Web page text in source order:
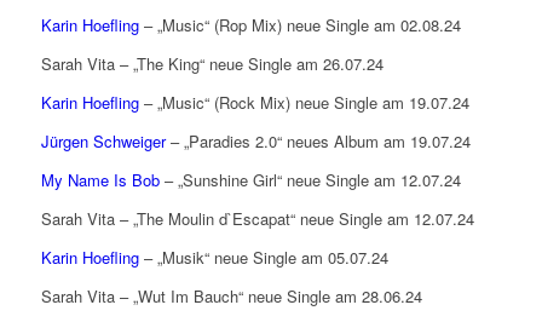
Karin Hoefling– „Music“ (Rop Mix) neue Single am 02.08.24
Sarah Vita – „The King“ neue Single am 26.07.24
Karin Hoefling– „Music“ (Rock Mix) neue Single am 19.07.24
Jürgen Schweiger– „Paradies 2.0“ neues Album am 19.07.24
My Name Is Bob– „Sunshine Girl“ neue Single am 12.07.24
Sarah Vita – „The Moulin d`Escapat“ neue Single am 12.07.24
Karin Hoefling– „Musik“ neue Single am 05.07.24
Sarah Vita – „Wut Im Bauch“ neue Single am 28.06.24